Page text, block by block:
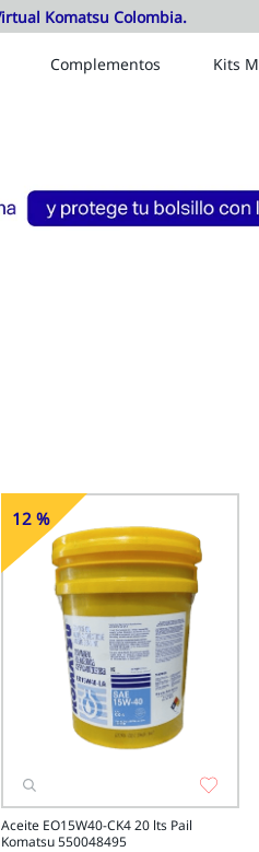
Complementos Kits
12 %Off
Aceite EO15W40-CK4 20 lts Pail
Komatsu 550048495